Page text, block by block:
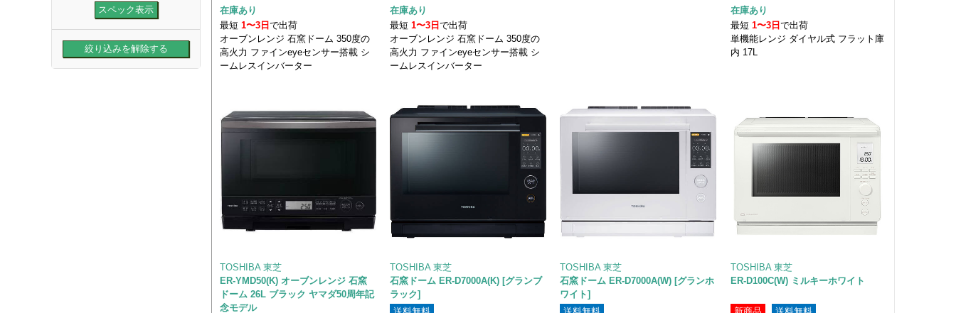
在庫あり
最短 1〜3日 で出荷
オーブンレンジ 石窯ドーム 350度の
高火力 ファインeyeセンサー搭載 シ
ームレスインバーター
在庫あり
最短1〜3日で出荷
オーブンレンジ 石窯ドーム 350度の
高火力 ファインeyeセンサー搭載 シ
ームレスインバーター
在庫あり
最短 1〜3日 で出荷
単機能レンジ ダイヤル式 フラット庫
内 17L
TOSHIBA 東芝
ER-YMD50(K) オーブンレンジ 石窯
ドーム 26L ブラック ヤマダ50周年記
念モデル
TOSHIBA 東芝
石窯ドーム ER-D7000A(K) [グランブ
ラック]
TOSHIBA 東芝
石窯ドーム ER-D7000A(W) [グランホ
ワイト]
TOSHIBA 東芝
ER-D100C(W) ミルキーホワイト